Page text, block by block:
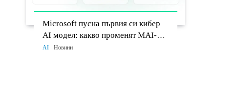
Microsoft пусна първия си кибер
AI модел: какво променят MAI-
Cyber-1-Flash и Project Perception
AI Новини